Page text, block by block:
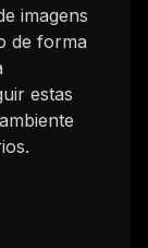
imagens
de forma
estas